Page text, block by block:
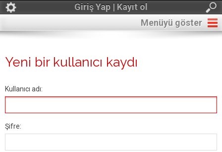
Giriş Yap | Kayıt ol
Menüyü göster
Yeni bir kullanıcı kaydı
Kullanıcı adı:
Şifre: